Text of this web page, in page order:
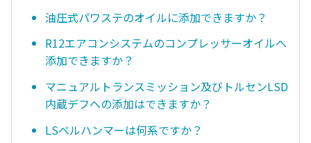
油圧式パワステのオイルに添加できますか？
R12エアコンシステムのコンプレッサーオイルへ
添加できますか？
マニュアルトランスミッション及びトルセンLSD
内蔵デフへの添加はできますか？
LSベルハンマーは何系ですか？